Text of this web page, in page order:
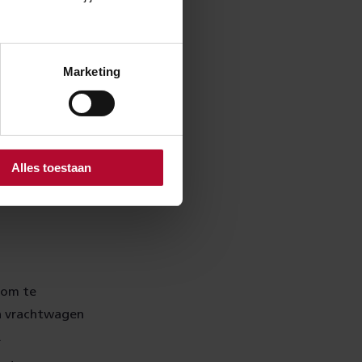
Marketing
Alles toestaan
nieuwe
onderdelen
te
vrachtwagen